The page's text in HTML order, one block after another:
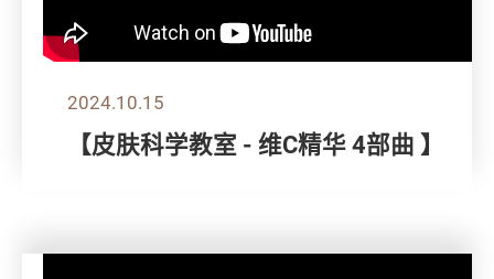
2024.10.15
【皮肤科学教室 - 维C精华 4部曲 】